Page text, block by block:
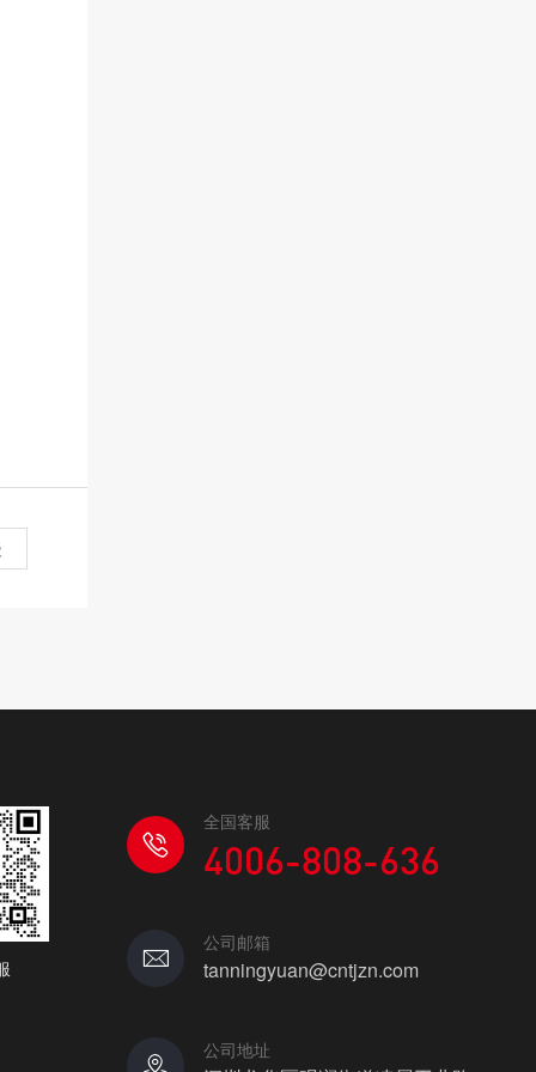
全国客服
4006-808-636
公司邮箱
tanningyuan@cntjzn.com
公司地址